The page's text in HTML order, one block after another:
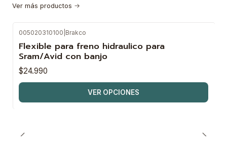
Ver más productos
005020310100 Brakco
Flexible para freno hidraulico para
Sram/Avid con banjo
$24.990
VER OPCIONES